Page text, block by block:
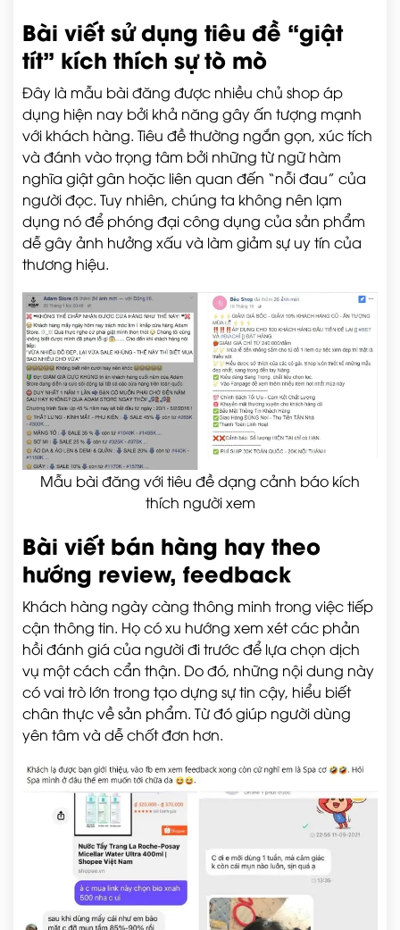
Bài viết sử dụng tiêu đề “giật
tít” kích thích sự tò mò
Đây là mẫu bài đăng được nhiều chủ shop áp
dụng hiện nay bởi khả năng gây ấn tượng mạnh
với khách hàng. Tiêu đề thường ngắn gọn, xúc tích
và đánh vào trọng tâm bởi những từ ngữ hàm
nghĩa giật gân hoặc liên quan đến “nỗi đau” của
người đọc. Tuy nhiên, chúng ta không nên lạm
dụng nó để phóng đại công dụng của sản phẩm
dễ gây ảnh hưởng xấu và làm giảm sự uy tín của
thương hiệu.
Mẫu bài đăng với tiêu đề dạng cảnh báo kích
thích người xem
Bài viết bán hàng hay theo
hướng review, feedback
Khách hàng ngày càng thông minh trong việc tiếp
cận thông tin. Họ có xu hướng xem xét các phản
hồi đánh giá của người đi trước để lựa chọn dịch
vụ một cách cẩn thận. Do đó, những nội dung này
có vai trò lớn trong tạo dựng sự tin cậy, hiểu biết
chân thực về sản phẩm. Từ đó giúp người dùng
yên tâm và dễ chốt đơn hơn.